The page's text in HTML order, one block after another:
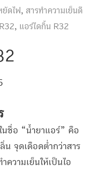
ยัดไฟ, สารทำความเย็นดี
, แอร์ไดกิ้น R32
นชื่อ “น้ำยาแอร์” คือ
จุดเดือดต่ำกว่าสาร
ความเย็นให้เป็นไอ